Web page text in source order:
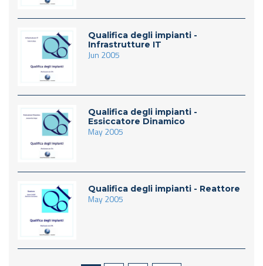
Qualifica degli impianti -
Infrastrutture IT
Jun 2005
Qualifica degli impianti -
Essiccatore Dinamico
May 2005
Qualifica degli impianti - Reattore
May 2005